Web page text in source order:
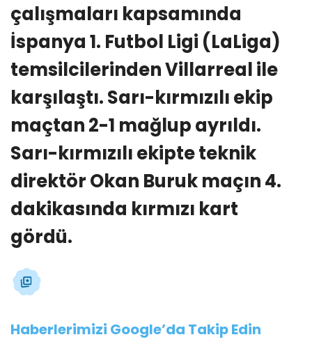
çalışmaları kapsamında
İspanya 1. Futbol Ligi (LaLiga)
temsilcilerinden Villarreal ile
karşılaştı. Sarı-kırmızılı ekip
maçtan 2-1 mağlup ayrıldı.
Sarı-kırmızılı ekipte teknik
direktör Okan Buruk maçın 4.
dakikasında kırmızı kart
gördü.
Haberlerimizi Google’da Takip Edin